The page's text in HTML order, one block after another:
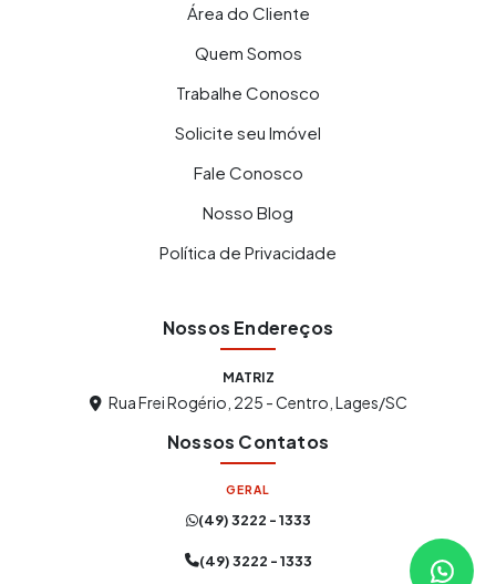
Área do Cliente
Quem Somos
Trabalhe Conosco
Solicite seu Imóvel
Fale Conosco
Nosso Blog
Política de Privacidade
Nossos Endereços
MATRIZ
Rua Frei Rogério, 225 - Centro, Lages/SC
Nossos Contatos
GERAL
(49) 3222 - 1333
(49) 3222 - 1333